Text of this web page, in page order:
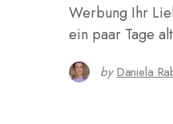
Werbung Ihr
ein paar Tage
by Daniela